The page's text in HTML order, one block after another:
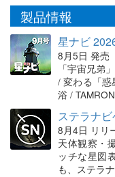
製品情報
星ナビ
8月5日 発売
「宇宙兄弟
/ 変わる「
浴 /
ステラナ
8月4日 リリ
天体観察・
ッチな星図
も、ステラ